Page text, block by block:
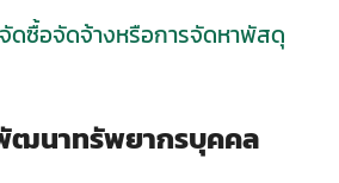
ดซื้อจัดจ้างหรือการจัดหาพัสดุ
ฒนาทรัพยากรบุคคล